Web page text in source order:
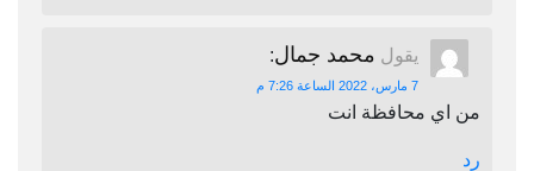
يقول محمد جمال:
7 مارس، 2022 الساعة 7:26 م
من اي محافظة انت
رد